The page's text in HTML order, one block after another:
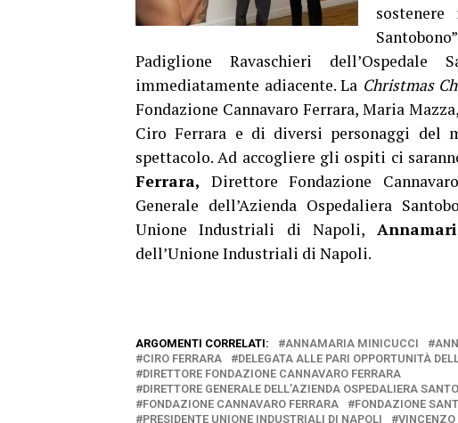
Padiglione Ravaschieri
immediatamente adiacente. La Christmas
Fondazione Cannavaro Ferrara, Maria
Ciro Ferrara e di diversi personaggi del
spettacolo. Ad accogliere gli ospiti ci
Ferrara, Direttore Fondazione
Generale dell’Azienda Ospedaliera
Unione Industriali di Napoli,
dell’Unione Industriali di Napoli.
ARGOMENTI CORRELATI: ANNAMARIA MINICUCCI
CIRO FERRARA
DELEGATA ALLE PARI OPPORTUNITÀ
DIRETTORE FONDAZIONE CANNAVARO FERRARA
DIRETTORE GENERALE DELL’AZIENDA OSPEDALIERA
FONDAZIONE CANNAVARO FERRARA
FONDAZIONE
PRESIDENTE UNIONE INDUSTRIALI DI NAPOLI
VINCENZO